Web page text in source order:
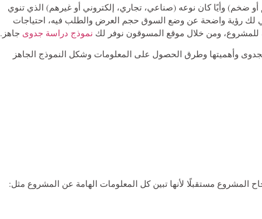
ضخم) وأيًا كان نوعه (صناعي، تجاري، إلكتروني أو غيرهم) الذي تنوي
لك رؤية واضحة عن وضع السوق حجم العرض والطلب فيه، احتياجات
للمشروع، ومن خلال موقع المسوقون نوفر لك نموذج دراسة جدوى جاهز.
وأهميتها وطرق الحصول على المعلومات وشكل النموذج الجاهز
مستقبلًا لأنها تبين كل المعلومات الهامة عن المشروع مثل: